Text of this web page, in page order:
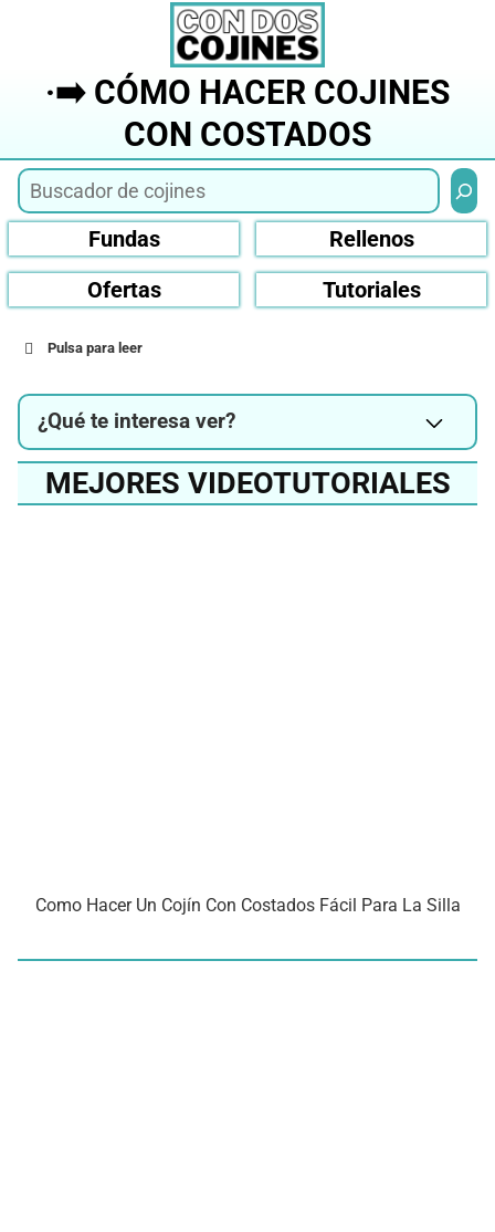
·➡️ CÓMO HACER COJINES
CON COSTADOS
Fundas
Rellenos
Ofertas
Tutoriales
Pulsa para leer
¿Qué te interesa ver?
MEJORES VIDEOTUTORIALES
Como Hacer Un Cojín Con Costados Fácil Para La Silla